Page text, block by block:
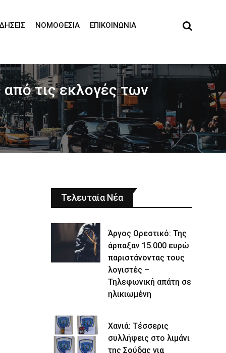
ΝΟΜΟΘΕΣΊΑ ΕΠΙΚΟΙΝΩΝΊΑ
τις εκλογές των
Τελευταία Νέα
Άργος Ορεστικό: Της
άρπαξαν 15.000 ευρώ
παριστάνοντας τους
λογιστές –
Τηλεφωνική απάτη σε
ηλικιωμένη
Χανιά: Τέσσερις
συλλήψεις στο λιμάνι
της Σούδας για